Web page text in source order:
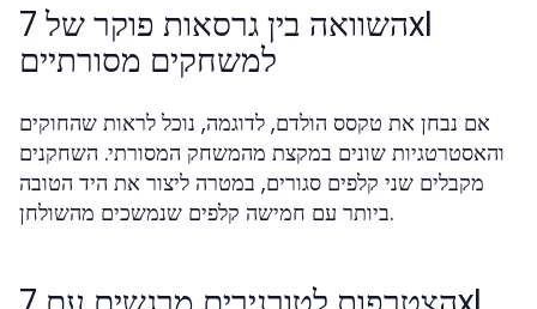
השוואה בין גרסאות פוקר של 7xl
למשחקים מסורתיים
אם נבחן את טקסס הולדם, לדוגמה, נוכל לראות שהחוקים
והאסטרטגיות שונים במקצת מהמשחק המסורתי. השחקנים
מקבלים שני קלפים סגורים, במטרה ליצור את היד הטובה
ביותר עם חמישה קלפים שנמשכים מהשולחן.